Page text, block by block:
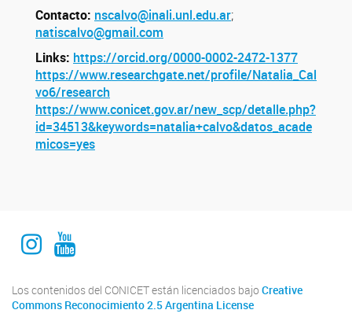
Contacto: nscalvo@inali.unl.edu.ar;
natiscalvo@gmail.com
Links: https://orcid.org/0000-0002-2472-1377
https://www.researchgate.net/profile/Natalia_Cal
vo6/research
https://www.conicet.gov.ar/new_scp/detalle.php?
id=34513&keywords=natalia+calvo&datos_acade
micos=yes
Instagram Institucional
Youtube Comuniación INALI
Los contenidos del CONICET están licenciados bajo Creative
Commons Reconocimiento 2.5 Argentina License